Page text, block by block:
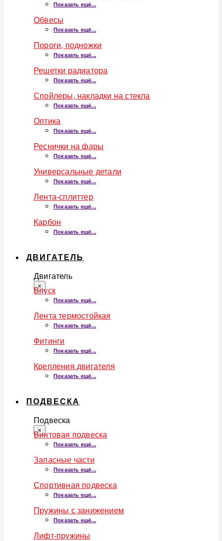
Показать ещё...
Обвесы
Показать ещё...
Пороги, подножки
Показать ещё...
Решетки радиатора
Показать ещё...
Спойлеры, накладки на стекла
Показать ещё...
Оптика
Показать ещё...
Реснички на фары
Показать ещё...
Универсальные детали
Показать ещё...
Лента-сплиттер
Показать ещё...
Карбон
Показать ещё...
ДВИГАТЕЛЬ
Двигатель
×
Впуск
Показать ещё...
Лента термостойкая
Показать ещё...
Фитинги
Показать ещё...
Крепления двигателя
Показать ещё...
ПОДВЕСКА
Подвеска
×
Винтовая подвеска
Показать ещё...
Запасные части
Показать ещё...
Спортивная подвеска
Показать ещё...
Пружины с занижением
Показать ещё...
Лифт-пружины